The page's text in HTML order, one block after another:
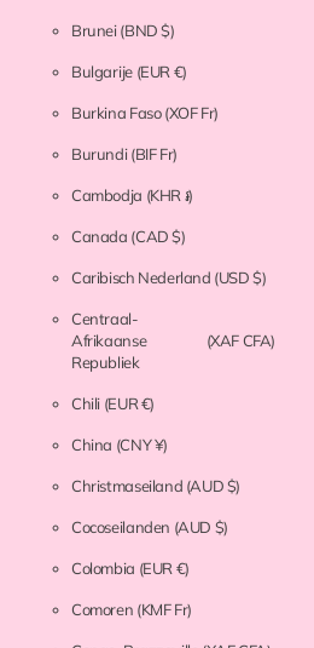
Brunei(BND $)
Bulgarije (EUR €)
Burkina Faso(XOF Fr)
Burundi(BIF Fr)
Cambodja (KHR ៛)
Canada (CAD $)
Caribisch Nederland (USD $)
Centraal-
Afrikaanse
Republiek
(XAF CFA)
Chili (EUR €)
China (CNY ¥)
Christmaseiland (AUD $)
Cocoseilanden (AUD $)
Colombia (EUR €)
Comoren (KMF Fr)